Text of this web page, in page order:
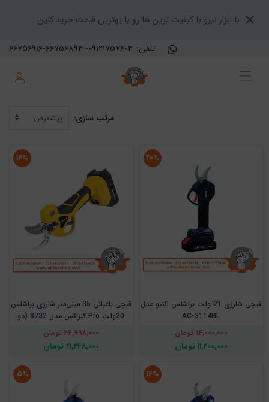
با ابزار نیرو با کیفیت ترین ها رو با بهترین قیمت خرید کنین
تلفن: ۶۶۷۵۶۹۱۶-۶۶۷۵۶۸۹۴ -۰۹۱۲۱۷۵۷۶۰۴
مرتب سازی:
قیچی شارژی 21 ولت براشلس اکتیو مدل
AC-3114BL
۲۰%
۱۴,۰۰۰,۰۰۰ تومان
۱۱,۲۰۰,۰۰۰ تومان
قیچی باغبانی 35 میلی‌متر شارژی براشلس
20‌ولت Pro کنزاکس مدل 8732 (دو
باتری)
۱۶%
۲۴,۹۹۸,۰۰۰ تومان
۲۱,۲۴۸,۰۰۰ تومان
۱۶% ۵%